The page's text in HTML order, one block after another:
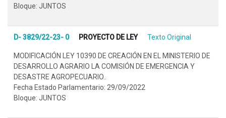
Bloque: JUNTOS
D- 3829/22-23- 0 PROYECTO DE LEY Texto Original
MODIFICACIÓN LEY 10390 DE CREACIÓN EN EL MINISTERIO DE
DESARROLLO AGRARIO LA COMISIÓN DE EMERGENCIA Y
DESASTRE AGROPECUARIO..
Fecha Estado Parlamentario: 29/09/2022
Bloque: JUNTOS